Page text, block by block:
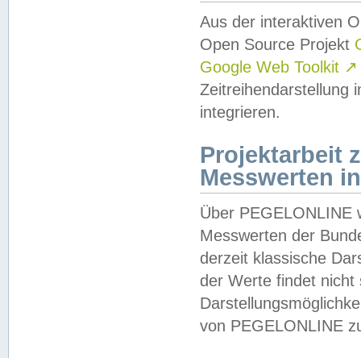
Aus der interaktiven
Open Source Projekt
Google Web Toolkit ↗
Zeitreihendarstellung
integrieren.
Projektarbeit
Messwerten
Über PEGELONLINE
Messwerten der
derzeit klassische
der Werte findet
von PEGELONLINE